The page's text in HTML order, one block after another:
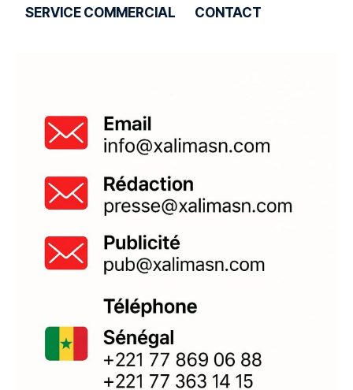
SERVICE COMMERCIAL CONTACT